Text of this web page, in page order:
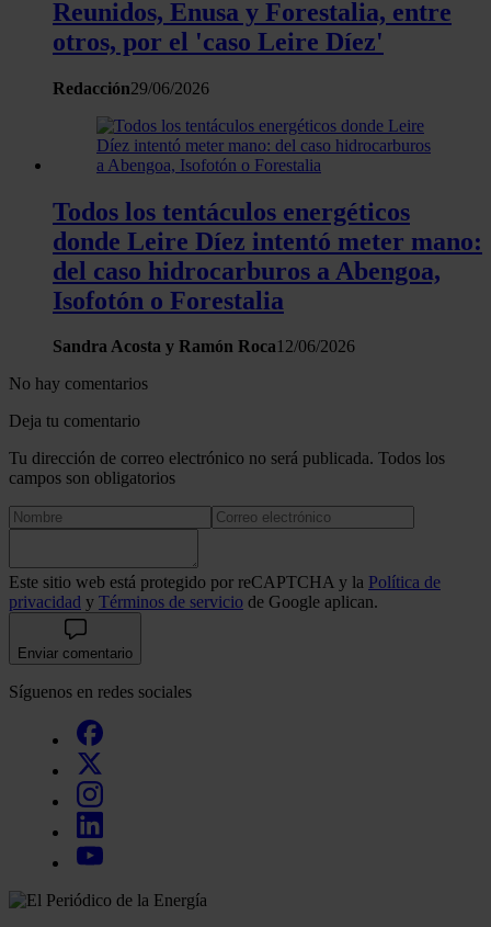
tráfico. Además, compartimos información sobre el uso que
sitio web con nuestros partners de redes sociales,
haya proporcionado o que hayan recopilado a partir del uso
hecho de sus servicios.
Reunidos, Enusa y Forestalia, entre
otros, por el 'caso Leire Díez'
Redacción29/06/2026
Todos los tentáculos energéticos
donde Leire Díez intentó meter mano:
del caso hidrocarburos a Abengoa,
Isofotón o Forestalia
Sandra Acosta y Ramón Roca12/06/2026
No hay comentarios
Deja tu comentario
Tu dirección de correo electrónico no será publicada. Todos los
campos son obligatorios
Este sitio web está protegido por reCAPTCHA y la Política de
privacidad y Términos de servicio de Google aplican.
Enviar comentario
Síguenos en redes sociales